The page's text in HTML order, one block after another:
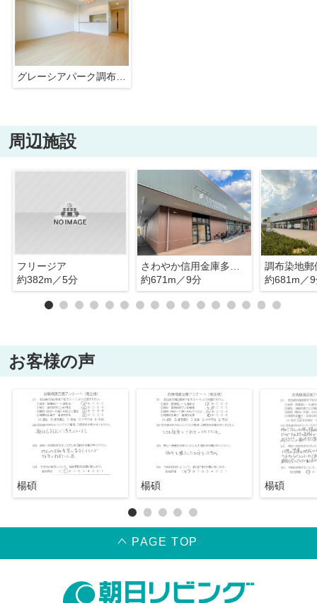
グレーシアパーク調布国領
周辺施設
フリージア
約382m／5分
約671m／9分
調布染地郵
約681m／
お客様の声
楊碩 楊碩 楊碩
PAGE TOP